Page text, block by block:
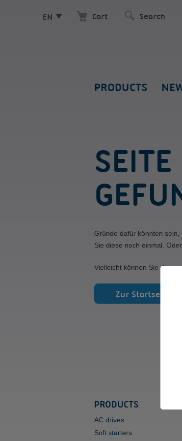
EN Cart
PRODUCTS
Gründe dafür könnten
Sie diese noch einmal.
Vielleicht können Sie den
Zur Startseite
PRODUCTS
AC drives
Soft starters